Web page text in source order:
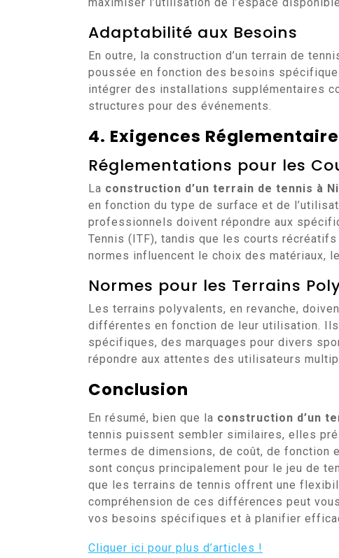
Adaptabilité aux Besoins
En outre, la construction d’un terrain de
poussée en fonction des besoins
intégrer des installations supplémentaires
structures pour des événements.
4. Exigences
Réglementations pour les
La construction d’un terrain de tennis à
en fonction du type de surface et de
professionnels doivent répondre aux
Tennis (ITF), tandis que les courts
normes influencent le choix des matériaux,
Normes pour les Terrains
Les terrains polyvalents, en revanche,
différentes en fonction de leur utilisation.
spécifiques, des marquages pour divers
répondre aux attentes des utilisateurs
Conclusion
En résumé, bien que la construction d’un
tennis puissent sembler similaires, elles
termes de dimensions, de coût, de fonction
sont conçus principalement pour le jeu de
que les terrains de tennis offrent une
compréhension de ces différences peut
vos besoins spécifiques et à planifier
Cliquer ici pour plus d’articles !